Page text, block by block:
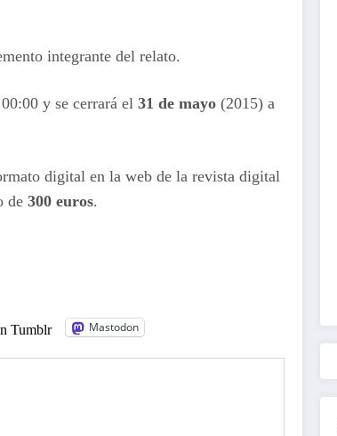
integrante del relato.
y se cerrará el 31 de mayo (2015) a
digital en la web de la revista digital
de 300 euros.
Tumblr Mastodon